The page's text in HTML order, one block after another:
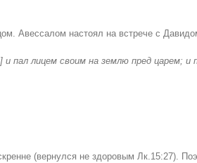
Авессалом настоял на встрече с
пал лицем своим на землю пред царем; и
(вернулся не здоровым Лк.15:27).